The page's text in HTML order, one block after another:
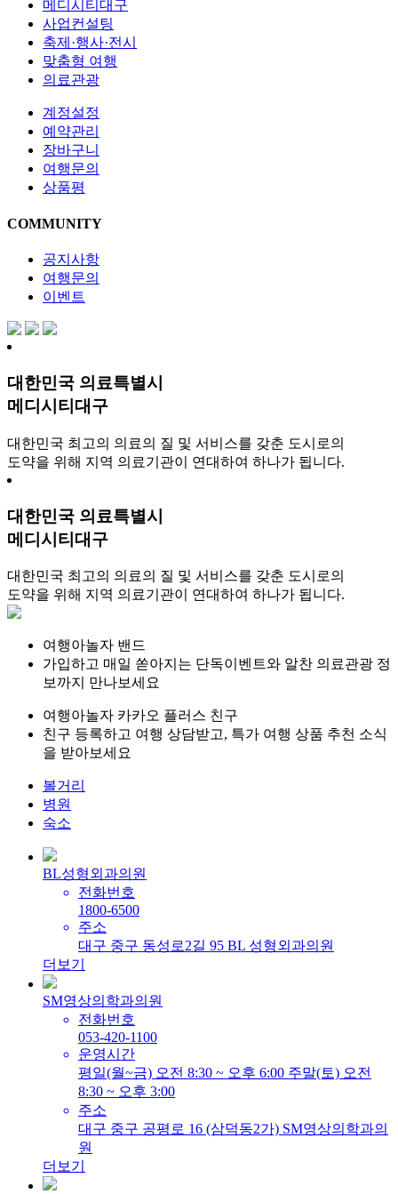
메디시티대구
사업컨설팅
축제·행사·전시
맞춤형 여행
의료관광
계정설정
예약관리
장바구니
여행문의
상품평
COMMUNITY
공지사항
여행문의
이벤트
대한민국 의료특별시
메디시티대구
대한민국 최고의 의료의 질 및 서비스를 갖춘 도시로의
도약을 위해 지역 의료기관이 연대하여 하나가 됩니다.
대한민국 의료특별시
메디시티대구
대한민국 최고의 의료의 질 및 서비스를 갖춘 도시로의
도약을 위해 지역 의료기관이 연대하여 하나가 됩니다.
여행아놀자 밴드
가입하고 매일 쏟아지는 단독이벤트와 알찬 의료관광 정
보까지 만나보세요
여행아놀자 카카오 플러스 친구
친구 등록하고 여행 상담받고, 특가 여행 상품 추천 소식
을 받아보세요
볼거리
병원
숙소
BL성형외과의원
전화번호
1800-6500
주소
대구 중구 동성로2길 95 BL 성형외과의원
더보기
SM영상의학과의원
전화번호
053-420-1100
운영시간
평일(월~금) 오전 8:30 ~ 오후 6:00 주말(토) 오전
8:30 ~ 오후 3:00
주소
대구 중구 공평로 16 (삼덕동2가) SM영상의학과의
원
더보기